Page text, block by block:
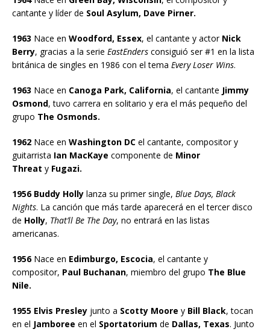
cantante y líder de Soul Asylum, Dave Pirner.
1963 Nace en Woodford, Essex, el cantante y actor Nick
Berry, gracias a la serie EastEnders consiguió ser #1 en la lista
británica de singles en 1986 con el tema Every Loser Wins.
1963 Nace en Canoga Park, California, el cantante Jimmy
Osmond, tuvo carrera en solitario y era el más pequeño del
grupo The Osmonds.
1962 Nace en Washington DC el cantante, compositor y
guitarrista Ian MacKaye componente de Minor
Threat y Fugazi.
1956 Buddy Holly lanza su primer single, Blue Days, Black
Nights. La canción que más tarde aparecerá en el tercer disco
de Holly, That’ll Be The Day, no entrará en las listas
americanas.
1956Nace en Edimburgo, Escocia, el cantante y
compositor, Paul Buchanan, miembro del grupo The Blue
Nile.
1955 Elvis Presley junto a Scotty Moore y Bill Black, tocan
en el Jamboree en el Sportatorium de Dallas, Texas. Junto